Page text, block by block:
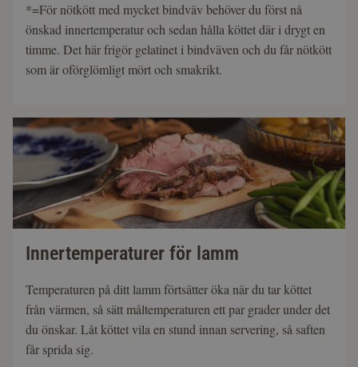
*=För nötkött med mycket bindväv behöver du först nå
önskad innertemperatur och sedan hålla köttet där i drygt en
timme. Det här frigör gelatinet i bindväven och du får nötkött
som är oförglömligt mört och smakrikt.
Innertemperaturer för lamm
Temperaturen på ditt lamm förtsätter öka när du tar köttet
från värmen, så sätt måltemperaturen ett par grader under det
du önskar. Låt köttet vila en stund innan servering, så saften
får sprida sig.